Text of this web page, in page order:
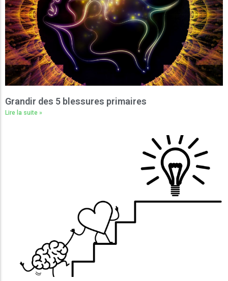
Grandir des 5 blessures primaires
Lire la suite »